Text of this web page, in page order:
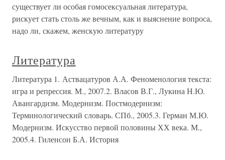
существует ли особая гомосексуальная литература,
рискует стать столь же вечным, как и выяснение вопроса,
надо ли, скажем, женскую литературу
Литература
Литература 1. Аствацатуров А.А. Феноменология текста:
игра и репрессия. М., 2007.2. Власов В.Г., Лукина Н.Ю.
Авангардизм. Модернизм. Постмодернизм:
Терминологический словарь. СПб., 2005.3. Герман М.Ю.
Модернизм. Искусство первой половины ХХ века. М.,
2005.4. Гиленсон Б.А. История